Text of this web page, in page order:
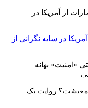
در سایه نگرانی از
معیشت؟ روایت یک